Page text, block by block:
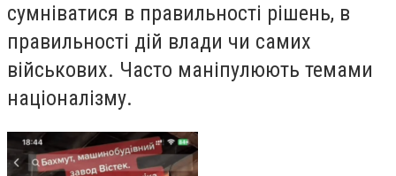
сумніватися в правильності рішень, в
правильності дій влади чи самих
військових. Часто маніпулюють темами
націоналізму.